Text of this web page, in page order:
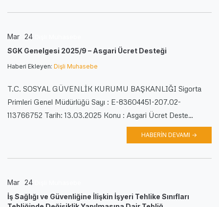
Mar 24
SGK Genelgesi 2025/9 – Asgari Ücret Desteği
Haberi Ekleyen: Dişli Muhasebe
T.C. SOSYAL GÜVENLİK KURUMU BAŞKANLIĞI Sigorta
Primleri Genel Müdürlüğü Sayı : E-83604451-207.02-
113766752 Tarih: 13.03.2025 Konu : Asgari Ücret Deste…
HABERIN DEVAMI →
Mar 24
İş Sağlığı ve Güvenliğine İlişkin İşyeri Tehlike Sınıfları